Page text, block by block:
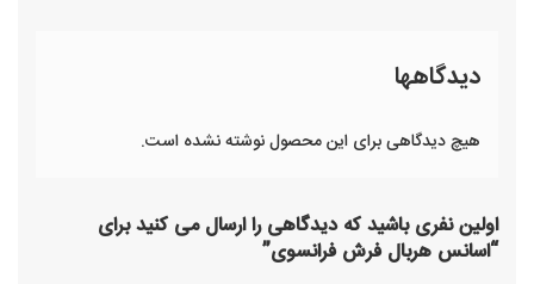
دیدگاهها
هیچ دیدگاهی برای این محصول نوشته نشده است.
اولین نفری باشید که دیدگاهی را ارسال می کنید برای
“اسانس هربال فرش فرانسوی”